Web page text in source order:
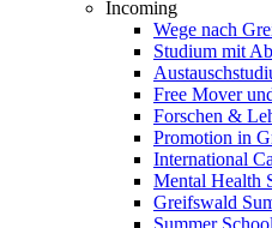
Incoming
Wege nach
Studium mit
Free Mover
Forschen &
Promotion in
International
Mental Health
Greifswald
Summer